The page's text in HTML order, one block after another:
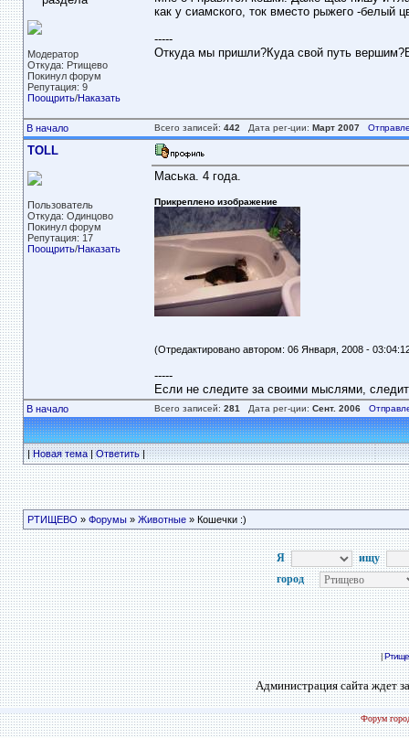
Модератор
Откуда: Ртищево
Покинул форум
Репутация: 9
Поощрить/Наказать
как у сиамского, ток вместо рыжего -белый
-----
Откуда мы пришли?Куда свой путь
В начало Всего записей: 442 Дата рег-ции: Март 2007
TOLL
Пользователь
Откуда: Одинцово
Покинул форум
Репутация: 17
Поощрить/Наказать
Маська. 4 года.
Прикреплено изображение
(Отредактировано автором: 06 Января, 2008 -
-----
Если не следите за своими мыслями,
В начало Всего записей: 281 Дата рег-ции: Сент. 2006
|Новая тема|Ответить|
РТИЩЕВО » Форумы» Животные» Кошечки :)
Я
ищу
город
|
Администрация сайта ждет
Форум